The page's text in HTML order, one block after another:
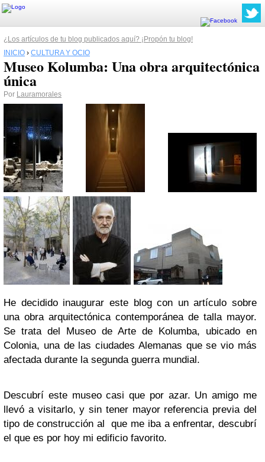
¿Los artículos de tu blog publicados aquí? ¡Propón tu blog!
INICIO › CULTURA Y OCIO
Museo Kolumba: Una obra arquitectónica
única
Por Lauramorales
He decidido inaugurar este blog con un artículo sobre
una obra arquitectónica contemporánea de talla mayor.
Se trata del Museo de Arte de Kolumba, ubicado en
Colonia, una de las ciudades Alemanas que se vio más
afectada durante la segunda guerra mundial.
Descubrí este museo casi que por azar. Un amigo me
llevó a visitarlo, y sin tener mayor referencia previa del
tipo de construcción al que me iba a enfrentar, descubrí
el que es por hoy mi edificio favorito.